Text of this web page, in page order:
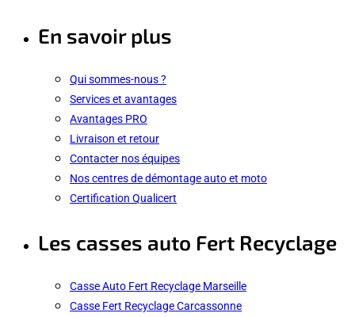
En savoir plus
Qui sommes-nous ?
Services et avantages
Avantages PRO
Livraison et retour
Contacter nos équipes
Nos centres de démontage auto et moto
Certification Qualicert
Les casses auto Fert Recyclage
Casse Auto Fert Recyclage Marseille
Casse Fert Recyclage Carcassonne